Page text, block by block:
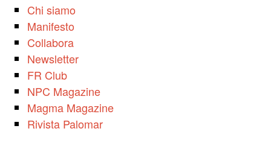
Chi siamo
Manifesto
Collabora
Newsletter
FR Club
NPC Magazine
Magma Magazine
Rivista Palomar